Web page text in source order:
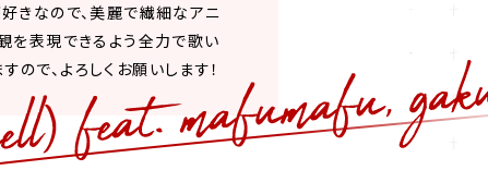
きなので、美麗で繊細なアニ
を表現できるよう全力で歌い
で、よろしくお願いします！